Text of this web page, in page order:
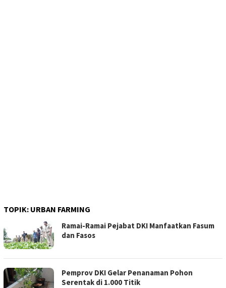
TOPIK: URBAN FARMING
Ramai-Ramai Pejabat DKI Manfaatkan Fasum
dan Fasos
Pemprov DKI Gelar Penanaman Pohon
Serentak di 1.000 Titik